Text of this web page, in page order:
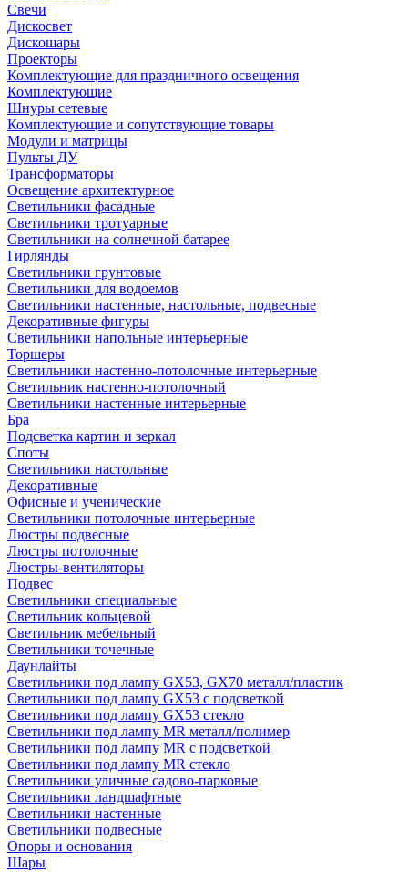
Свечи
Дискосвет
Дискошары
Проекторы
Комплектующие для праздничного освещения
Комплектующие
Шнуры сетевые
Комплектующие и сопутствующие товары
Модули и матрицы
Пульты ДУ
Трансформаторы
Освещение архитектурное
Светильники фасадные
Светильники тротуарные
Светильники на солнечной батарее
Гирлянды
Светильники грунтовые
Светильники для водоемов
Светильники настенные, настольные, подвесные
Декоративные фигуры
Светильники напольные интерьерные
Торшеры
Светильники настенно-потолочные интерьерные
Светильник настенно-потолочный
Светильники настенные интерьерные
Бра
Подсветка картин и зеркал
Споты
Светильники настольные
Декоративные
Офисные и ученические
Светильники потолочные интерьерные
Люстры подвесные
Люстры потолочные
Люстры-вентиляторы
Подвес
Светильники специальные
Светильник кольцевой
Светильник мебельный
Светильники точечные
Даунлайты
Светильники под лампу GX53, GX70 металл/пластик
Светильники под лампу GX53 с подсветкой
Светильники под лампу GX53 стекло
Светильники под лампу MR металл/полимер
Светильники под лампу MR с подсветкой
Светильники под лампу MR стекло
Светильники уличные садово-парковые
Светильники ландшафтные
Светильники настенные
Светильники подвесные
Опоры и основания
Шары